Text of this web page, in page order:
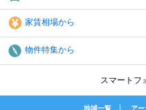
家賃相場から
物件特集から
スマートフ